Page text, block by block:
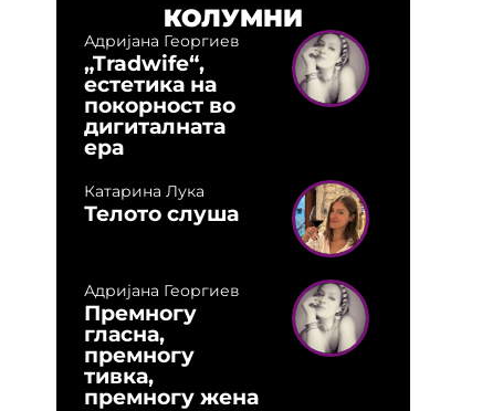
КОЛУМНИ
Адријана Георгиев
„Tradwife“,
естетика на
покорност во
дигиталната
ера
Катарина Лука
Телото слуша
Адријана Георгиев
Премногу
гласна,
премногу
тивка,
премногу жена